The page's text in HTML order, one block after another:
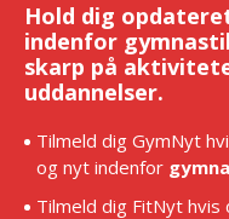
Hold dig
indenfor
skarp på
uddannelser.
Tilmeld dig GymNyt
og nyt indenfor
Tilmeld dig FitNyt